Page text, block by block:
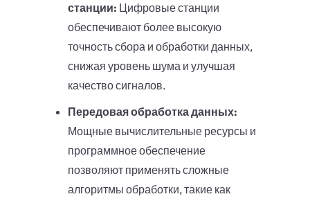
станции: Цифровые станции
обеспечивают более высокую
точность сбора и обработки данных,
снижая уровень шума и улучшая
качество сигналов.
Передовая обработка данных:
Мощные вычислительные ресурсы и
программное обеспечение
позволяют применять сложные
алгоритмы обработки, такие как